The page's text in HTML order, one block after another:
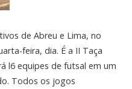
de Abreu e Lima, no
feira, dia. É a II Taça
l6 equipes de futsal em um
Todos os jogos